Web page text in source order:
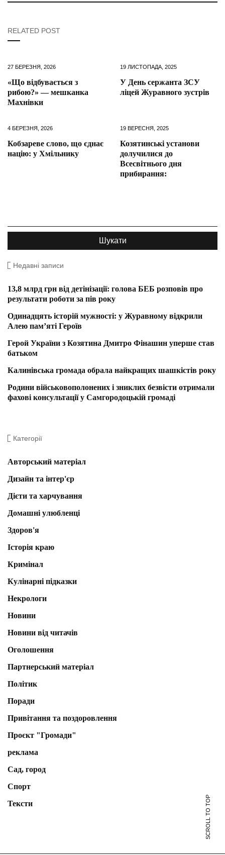
RELATED POST
27 БЕРЕЗНЯ, 2026
«Що відбувається з
рибою?» — мешканка
Махнівки
19 ЛИСТОПАДА, 2025
У День сержанта ЗСУ
ліцей Журавного зустрів
4 БЕРЕЗНЯ, 2026
Кобзареве слово, що єднає
націю: у Хмільнику
19 ВЕРЕСНЯ, 2025
Козятинські установи
долучилися до
Всесвітнього дня
прибирання:
Недавні записи
13,8 млрд грн від детінізації: голова БЕБ розповів про
результати роботи за пів року
Одинадцять історій мужності: у Журавному відкрили
Алею пам’яті Героїв
Герой України з Козятина Дмитро Фінашин уперше став
батьком
Калинівська громада обрала найкращих шашкістів року
Родини військовополонених і зниклих безвісти отримали
фахові консультації у Самгородоцькій громаді
Категорії
Авторський матеріал
Дизайн та інтер'єр
Дієти та харчування
Домашні улюбленці
Здоров'я
Історія краю
Кримінал
Кулінарні підказки
Некрологи
Новини
Новини від читачів
Оголошення
Партнерський матеріал
Політик
Поради
Привітання та поздоровлення
Проєкт "Громади"
реклама
Сад, город
Спорт
Тексти
SCROLL TO TOP